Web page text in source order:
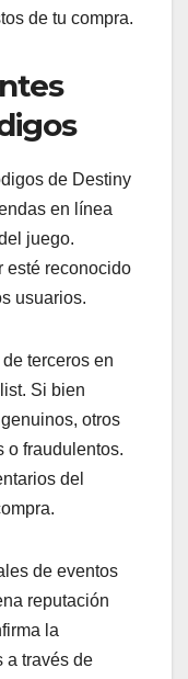
de tu compra.
de Destiny
en línea
juego.
esté reconocido
usuarios.
terceros en
Si bien
otros
o fraudulentos.
del
de eventos
reputación
la
a través de